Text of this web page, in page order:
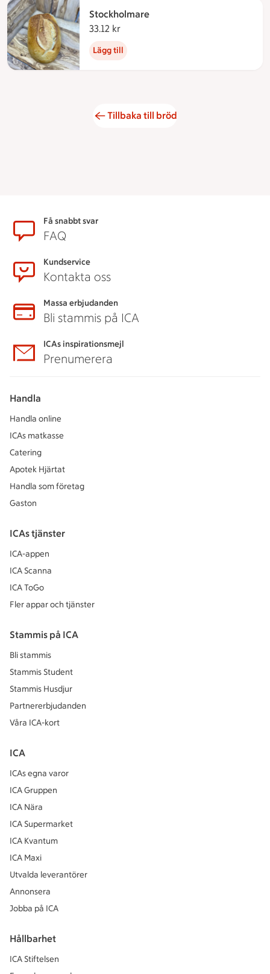
Stockholmare
33.12 kr
Lägg till
Tillbaka till bröd
SidfotFå snabbt svar
FAQ
Kundservice
Kontakta oss
Massa erbjudanden
Bli stammis på ICA
ICAs inspirationsmejl
Prenumerera
Handla
Handla online
ICAs matkasse
Catering
Apotek Hjärtat
Handla som företag
Gaston
ICAs tjänster
ICA-appen
ICA Scanna
ICA ToGo
Fler appar och tjänster
Stammis på ICA
Bli stammis
Stammis Student
Stammis Husdjur
Partnererbjudanden
Våra ICA-kort
ICA
ICAs egna varor
ICA Gruppen
ICA Nära
ICA Supermarket
ICA Kvantum
ICA Maxi
Utvalda leverantörer
Annonsera
Jobba på ICA
Hållbarhet
ICA Stiftelsen